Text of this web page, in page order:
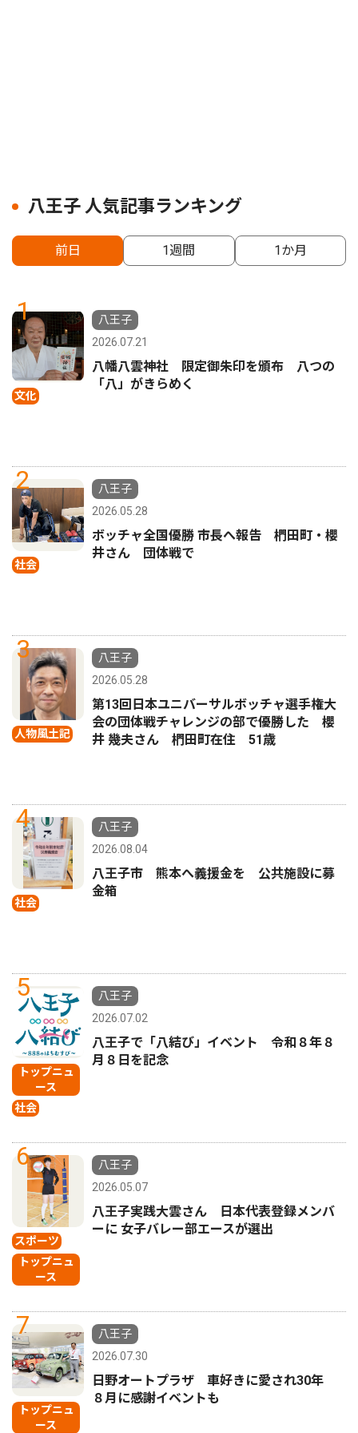
八王子 人気記事ランキング
前日 1週間 1か月
1
文化
八王子
2026.07.21
八幡八雲神社 限定御朱印を頒布 八つの
「八」がきらめく
2
社会
八王子
2026.05.28
ボッチャ全国優勝 市長へ報告 椚田町・櫻
井さん 団体戦で
3
人物風土記
八王子
2026.05.28
第13回日本ユニバーサルボッチャ選手権大
会の団体戦チャレンジの部で優勝した 櫻
井 幾夫さん 椚田町在住 51歳
4
社会
八王子
2026.08.04
八王子市 熊本へ義援金を 公共施設に募
金箱
5
トップニュ
ース
社会
八王子
2026.07.02
八王子で「八結び」イベント 令和８年８
月８日を記念
6
スポーツ
トップニュ
ース
八王子
2026.05.07
八王子実践大雲さん 日本代表登録メンバ
ーに 女子バレー部エースが選出
7
トップニュ
ース
八王子
2026.07.30
日野オートプラザ 車好きに愛され30年
８月に感謝イベントも